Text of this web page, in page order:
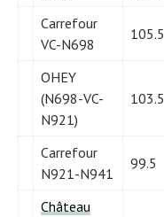
Carrefour
VC-N698
105.5
OHEY
(N698-VC-
N921)
103.5
Carrefour
N921-N941
99.5
Château